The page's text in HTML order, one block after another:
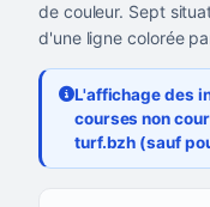
de couleur. Sept
d'une ligne colorée
L'affichage des
courses non
turf.bzh (sauf